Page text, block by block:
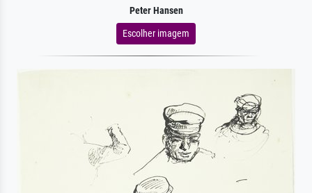
Peter Hansen
Escolher imagem